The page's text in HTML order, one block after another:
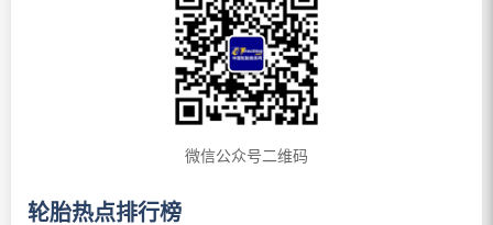
微信公众号二维码
轮胎热点排行榜